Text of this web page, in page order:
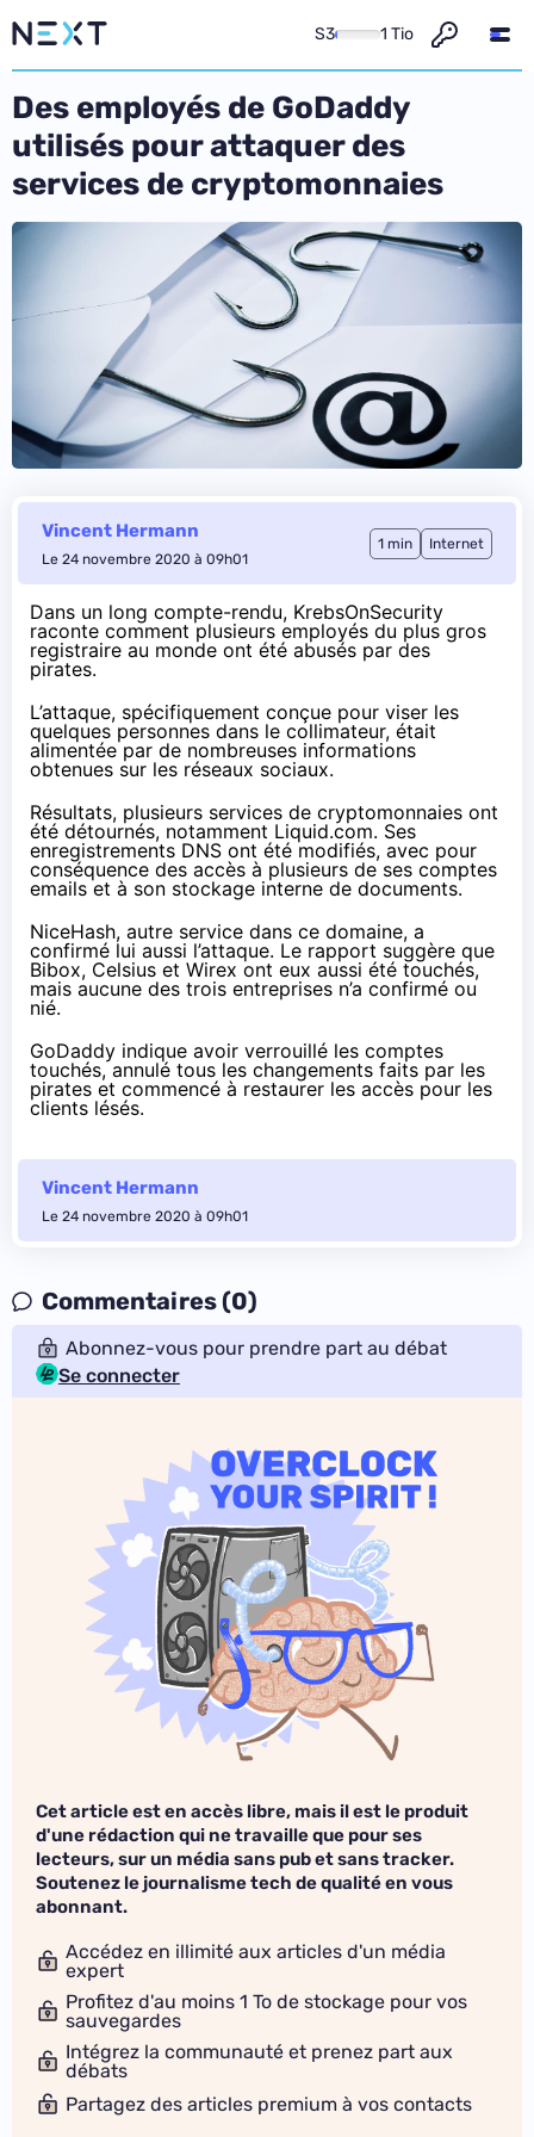
S3 1 Tio
Des employés de GoDaddy
utilisés pour attaquer des
services de cryptomonnaies
Vincent Hermann
Le 24 novembre 2020 à 09h01
1 min Internet
Dans un long compte-rendu, KrebsOnSecurity
raconte comment plusieurs employés du plus gros
registraire au monde ont été abusés par des
pirates.
L’attaque, spécifiquement conçue pour viser les
quelques personnes dans le collimateur, était
alimentée par de nombreuses informations
obtenues sur les réseaux sociaux.
Résultats, plusieurs services de cryptomonnaies ont
été détournés, notamment Liquid.com. Ses
enregistrements DNS ont été modifiés, avec pour
conséquence des accès à plusieurs de ses comptes
emails et à son stockage interne de documents.
NiceHash, autre service dans ce domaine, a
confirmé lui aussi l’attaque. Le rapport suggère que
Bibox, Celsius et Wirex ont eux aussi été touchés,
mais aucune des trois entreprises n’a confirmé ou
nié.
GoDaddy indique avoir verrouillé les comptes
touchés, annulé tous les changements faits par les
pirates et commencé à restaurer les accès pour les
clients lésés.
Vincent Hermann
Le 24 novembre 2020 à 09h01
Commentaires (0)
Abonnez-vous pour prendre part au débat
Se connecter
Cet article est en accès libre, mais il est le produit
d'une rédaction qui ne travaille que pour ses
lecteurs, sur un média sans pub et sans tracker.
Soutenez le journalisme tech de qualité en vous
abonnant.
Accédez en illimité aux articles d'un média
expert
Profitez d'au moins 1 To de stockage pour vos
sauvegardes
Intégrez la communauté et prenez part aux
débats
Partagez des articles premium à vos contacts